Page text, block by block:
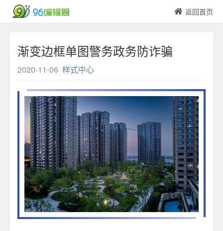
返回首页
渐变边框单图警务政务防诈骗
2020-11-06 样式中心